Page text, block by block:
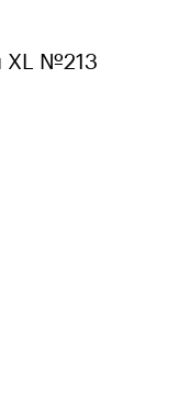
XL №213